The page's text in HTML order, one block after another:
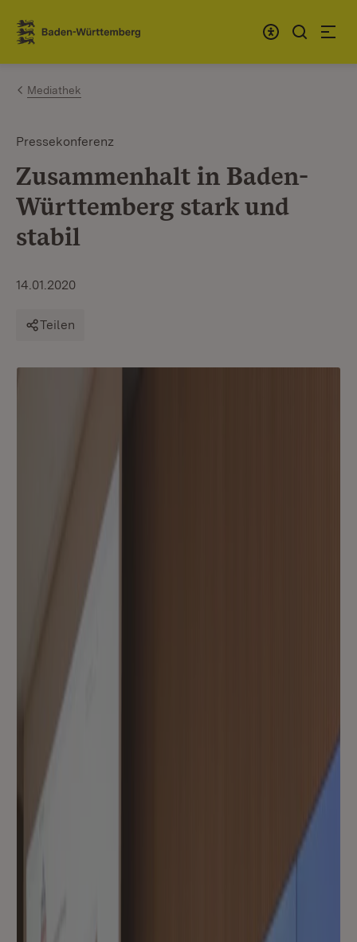
Zum Inhalt springen
Link zur Startseite
Mediathek
Pressekonferenz
Zusammenhalt in Baden-
Württemberg stark und
stabil
14.01.2020
Teilen